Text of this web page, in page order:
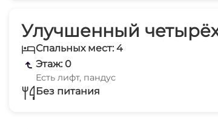
Улучшенный
Спальных мест: 4
Этаж: 0
Есть лифт, пандус
Без питания